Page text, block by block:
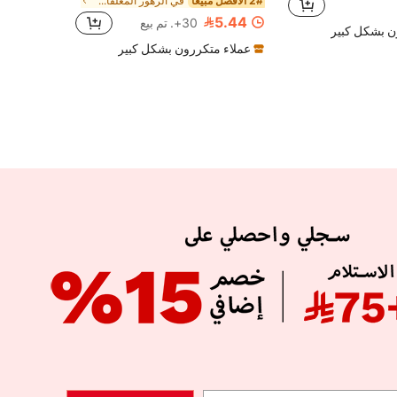
بشكل كبير 5.44 30+. تم بيع
عملاء متكررون بشكل كبير
APP
الإشتراك